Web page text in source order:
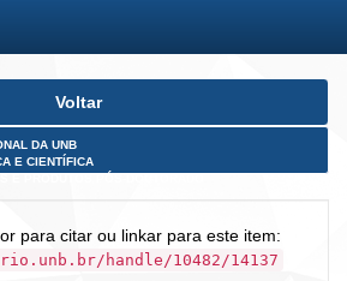
Voltar
DA UNB
E CIENTÍFICA
para citar ou linkar para este item:
handle/10482/14137